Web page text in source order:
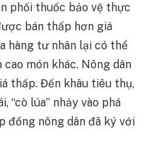
phối thuốc bảo vệ thực
bán thấp hơn giá
hàng tư nhân lại có thể
món khác. Nông dân
thấp. Đến khâu tiêu thụ,
“cò lúa” nhảy vào phá
đồng nông dân đã ký với